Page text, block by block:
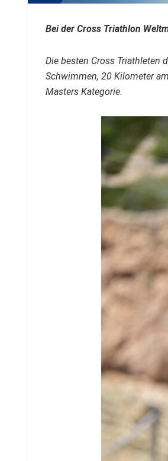
Bei der Cross Triathlon
Die besten Cross Triathleten
Schwimmen, 20 Kilometer
Masters Kategorie.